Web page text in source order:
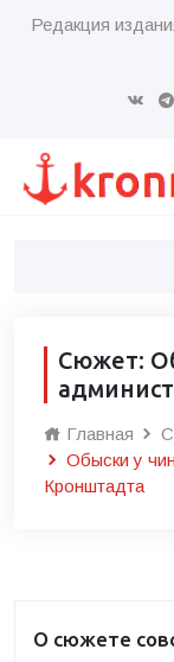
Редакция
Сюжет:
Главная
Обыски у
Кронштадта
О сюжете